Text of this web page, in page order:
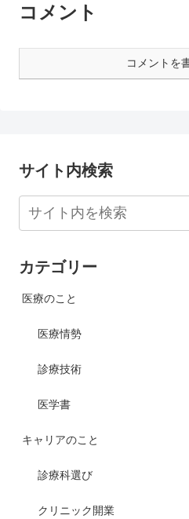
コメント
コメントを
サイト内検索
カテゴリー
医療のこと
医療情勢
診療技術
医学書
キャリアのこと
診療科選び
クリニック開業